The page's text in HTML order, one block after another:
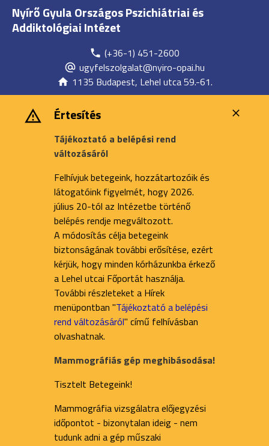
Nyírő Gyula Országos Pszichiátriai és
Addiktológiai Intézet
(+36-1) 451-2600
ugyfelszolgalat@nyiro-opai.hu
1135 Budapest, Lehel utca 59.-61.
Értesítés
Tájékoztató a belépési rend
változásáról
Felhívjuk betegeink, hozzátartozóik és
látogatóink figyelmét, hogy 2026.
július 20-tól az Intézetbe történő
belépés rendje megváltozott.
A módosítás célja betegeink
biztonságának további erősítése, ezért
kérjük, hogy minden kórházunkba érkező
a Lehel utcai Főportát használja.
További részleteket a Hírek
menüpontban "Tájékoztató a belépési
rend változásáról" című felhívásban
olvashatnak.
Mammográfiás gép meghibásodása!
Tisztelt Betegeink!
Mammográfia vizsgálatra előjegyzési
időpontot - bizonytalan ideig - nem
tudunk adni a gép műszaki